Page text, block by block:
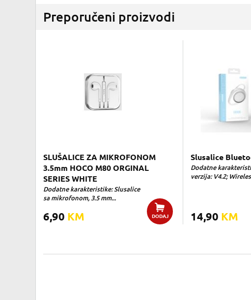
Preporučeni proizvodi
SLUŠALICE ZA MIKROFONOM
3.5mm HOCO M80 ORGINAL
SERIES WHITE
Dodatne karakteristike: Slusalice
sa mikrofonom, 3.5 mm...
6,90 KM DODAJ
Slusalice
Dodatne
verzija: V4.2;
14,90 KM